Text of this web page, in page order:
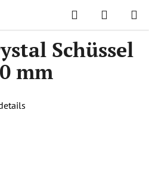
Suchen
Bohemia Crystal Schüssel
Schüssel
mm